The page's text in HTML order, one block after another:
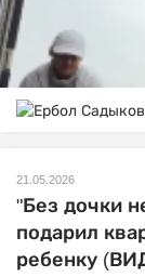
21.05.2026
"Без дочки
подарил
ребенку